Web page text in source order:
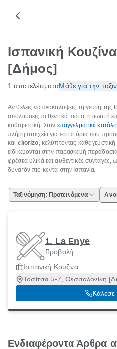
Ισπανική
[Δήμος]
1 αποτελέσματαΜάθε για την
Αν θέλεις να ανακαλύψεις τη γεύση της
απολαύσεις αυθεντικά πιάτα, η σωστή
καθοριστική. Στον επαγγελματικό
πλήρη στοιχεία για εστιατόρια που
και chorizo, καλύπτοντας κάθε
ειδικεύονται στην παρασκευή
φρέσκα υλικά και αυθεντικές συνταγές,
δυνατόν πιο κοντά στην Ισπανία.
Ταξινόμηση: Προτεινόμενα
1. La Enye
Προβολή
Ισπανική Κουζίνα
Τοσίτσα 5-7, Θεσσαλονίκη
Ενδιαφέροντα Άρθρα